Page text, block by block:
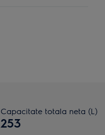
Capacitate totala neta (L)
253